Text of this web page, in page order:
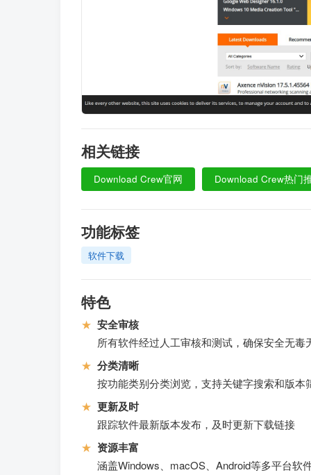
相关链接
Download Crew官网 Download Crew热门
功能标签
软件下载
特色
★ 安全审核
所有软件经过人工审核和测试，确保安全无毒
★ 分类清晰
按功能类别分类浏览，支持关键字搜索和版本
★ 更新及时
跟踪软件最新版本发布，及时更新下载链接
★ 资源丰富
涵盖Windows、macOS、Android等多平台软